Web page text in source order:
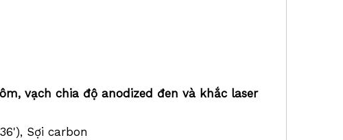
vạch chia độ anodized đen và khắc laser
Sợi carbon